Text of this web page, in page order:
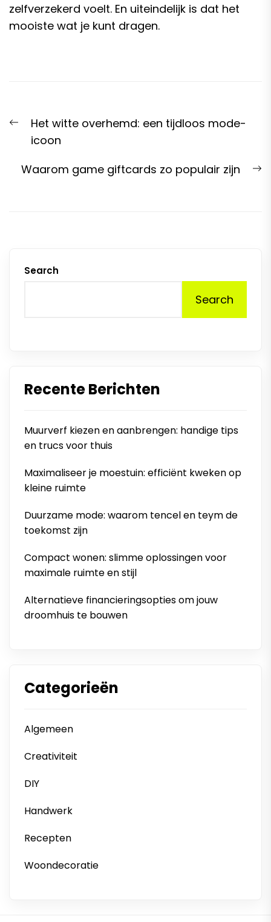
zelfverzekerd voelt. En uiteindelijk is dat het
mooiste wat je kunt dragen.
navigation
Previous
post:
Het witte overhemd: een tijdloos mode-
icoon
Waarom game giftcards zo populair zijn
Search
Search
Recente Berichten
Muurverf kiezen en aanbrengen: handige tips
en trucs voor thuis
Maximaliseer je moestuin: efficiënt kweken op
kleine ruimte
Duurzame mode: waarom tencel en teym de
toekomst zijn
Compact wonen: slimme oplossingen voor
maximale ruimte en stijl
Alternatieve financieringsopties om jouw
droomhuis te bouwen
Categorieën
Algemeen
Creativiteit
DIY
Handwerk
Recepten
Woondecoratie